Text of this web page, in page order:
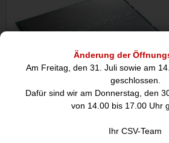
Änderung der
Am Freitag, den 31. Juli sowie am
geschlossen.
Dafür sind wir am Donnerstag, den
von 14.00 bis 17.00 Uhr
Ihr CSV-Team
5975WX, 32C/64T,